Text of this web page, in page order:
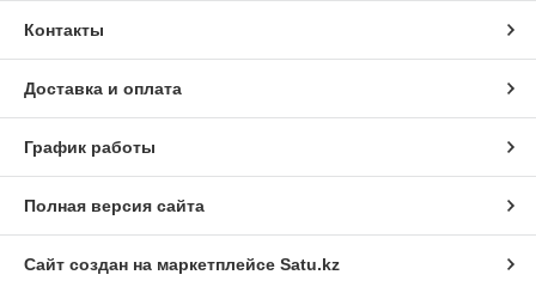
Контакты
Доставка и оплата
График работы
Полная версия сайта
Сайт создан на маркетплейсе Satu.kz